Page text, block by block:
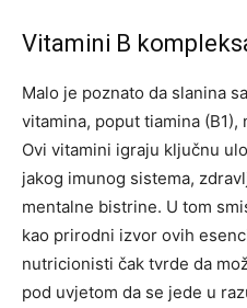
Vitamini B
Malo je poznato da slanina
vitamina, poput tiamina (B1),
Ovi vitamini igraju ključnu
jakog imunog sistema,
mentalne bistrine. U tom
kao prirodni izvor ovih
nutricionisti čak tvrde da
pod uvjetom da se jede u